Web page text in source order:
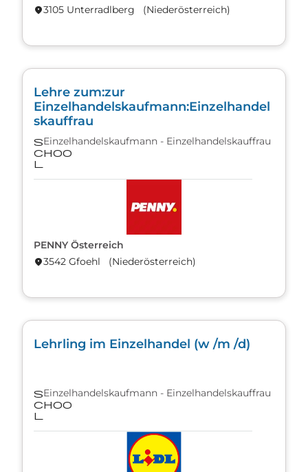
location_on3105 Unterradlberg (Nieder­österreich)
PENNY Österreich
location_on3542 Gfoehl (Nieder­österreich)
Lehre zum:zur
Einzelhandelskaufmann:Einzelhandel
skauffrau
s
choo
l
Einzelhandelskaufmann - Einzelhandelskauffrau
Lehrling im Einzelhandel (w /m /d)
s
choo
l
Einzelhandelskaufmann - Einzelhandelskauffrau